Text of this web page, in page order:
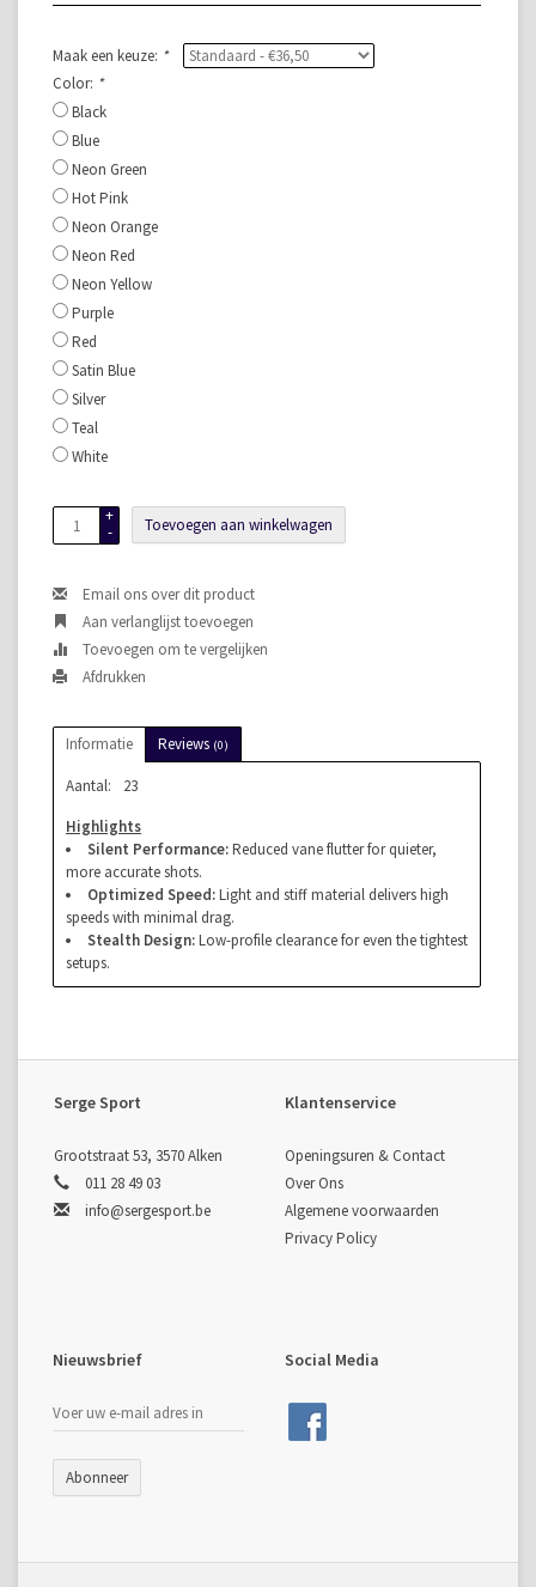
Maak een keuze: *
Color: *
Black
Blue
Neon Green
Hot Pink
Neon Orange
Neon Red
Neon Yellow
Purple
Red
Satin Blue
Silver
Teal
White
+
-
Toevoegen aan winkelwagen
Email ons over dit product
Aan verlanglijst toevoegen
Toevoegen om te vergelijken
Afdrukken
Informatie Reviews (0)
Aantal:
23
Highlights
Silent Performance:Reduced vane flutter for quieter,
more accurate shots.
Optimized Speed:Light and stiff material delivers high
speeds with minimal drag.
Stealth Design:Low-profile clearance for even the tightest
setups.
Serge Sport
Grootstraat 53, 3570 Alken
011 28 49 03
info@sergesport.be
Klantenservice
Openingsuren & Contact
Over Ons
Algemene voorwaarden
Privacy Policy
Nieuwsbrief
Abonneer
Social Media